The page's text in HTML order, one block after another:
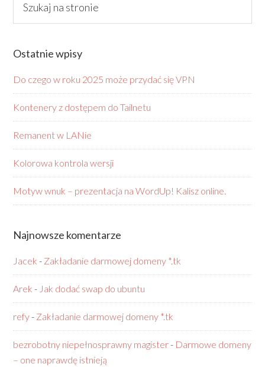
Ostatnie wpisy
Do czego w roku 2025 może przydać się VPN
Kontenery z dostępem do Tailnetu
Remanent w LANie
Kolorowa kontrola wersji
Motyw wnuk – prezentacja na WordUp! Kalisz online.
Najnowsze komentarze
Jacek - Zakładanie darmowej domeny *.tk
Arek - Jak dodać swap do ubuntu
refy- Zakładanie darmowej domeny *.tk
bezrobotny niepełnosprawny magister- Darmowe domeny
– one naprawdę istnieją